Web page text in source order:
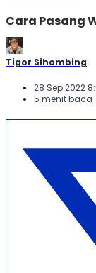
Cara Pasang
Tigor Sihombing
28 Sep 2022
5 menit baca